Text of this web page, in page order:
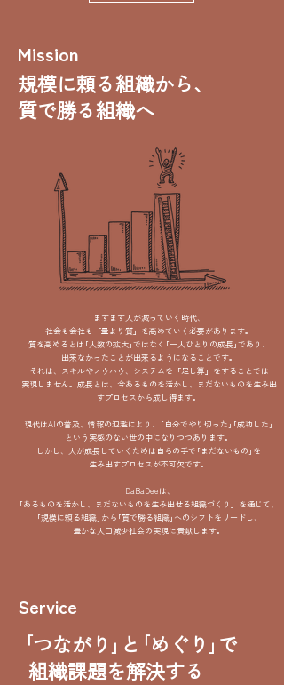
​Mission
規模に頼る組織から、
質で勝る組織へ
​ますます人が減っていく時代、
社会も会社も「量より質」を高めていく必要があります。
質を高めるとは｢人数の拡大｣ではなく｢一人ひとりの成長｣であり、
出来なかったことが出来るようになることです。
それは、スキルやノウハウ、システムを「足し算」をすることでは
実現しません。成長とは、今あるものを活かし、まだないものを生み出
すプロセスから成し得ます。
​現代はAIの普及、情報の氾濫により、｢自分でやり切った｣｢成功した｣
という実感のない世の中になりつつあります。
しかし、人が成長していくためは自らの手で｢まだないもの｣を
生み出すプロセスが不可欠です。
DaBaDeeは、
｢あるものを活かし、まだないものを生み出せる組織づくり」を通じて、
｢規模に頼る組織｣から｢質で勝る組織｣へのシフトをリードし、
豊かな人口減少社会の実現に貢献します。
Service
｢つながり｣と｢めぐり｣で
組織課題を解決する